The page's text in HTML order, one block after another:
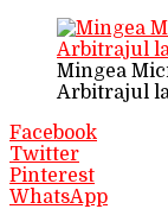
Mingea
Arbitrajul
Facebook
Twitter
Pinterest
WhatsApp